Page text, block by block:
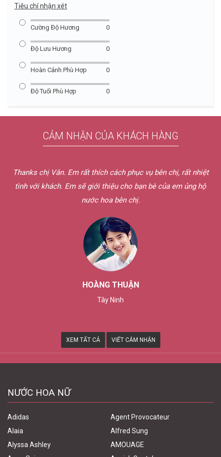
Tiêu chí nhận xét
Cường Độ Hương 0
Độ Lưu Hương 0
Hoàn Cảnh Phù Hợp 0
Độ Tuổi Phù Hợp 0
CẢM NHẬN CỦA KHÁCH HÀNG
bên chị, rất nhiệt
bè của em ủng hộ
Hôm qua em nhận được nước hoa rồi
sự và dễ thương quá chừng. Mẫu thử
Dịch vụ bên chị tốt quá. Nếu có nhu
XEM TẤT CẢ VIẾT CẢM NHẬN
NƯỚC HOA NỮ
Adidas
Agent Provocateur
Alaia
Alfred Sung
Alyssa Ashley
AMOUAGE